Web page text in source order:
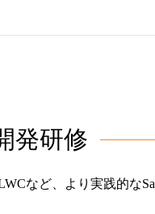
発研修
など、より実践的な